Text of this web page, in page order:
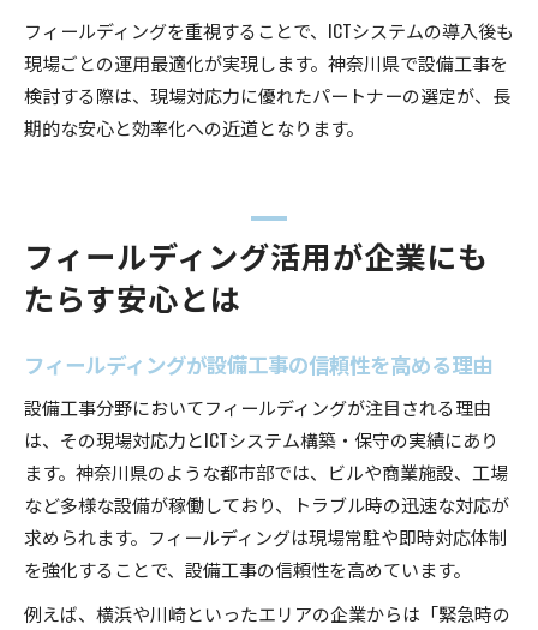
フィールディングを重視することで、ICTシステムの導入後も
現場ごとの運用最適化が実現します。神奈川県で設備工事を
検討する際は、現場対応力に優れたパートナーの選定が、長
期的な安心と効率化への近道となります。
フィールディング活用が企業にも
たらす安心とは
フィールディングが設備工事の信頼性を高める理由
設備工事分野においてフィールディングが注目される理由
は、その現場対応力とICTシステム構築・保守の実績にあり
ます。神奈川県のような都市部では、ビルや商業施設、工場
など多様な設備が稼働しており、トラブル時の迅速な対応が
求められます。フィールディングは現場常駐や即時対応体制
を強化することで、設備工事の信頼性を高めています。
例えば、横浜や川崎といったエリアの企業からは「緊急時の